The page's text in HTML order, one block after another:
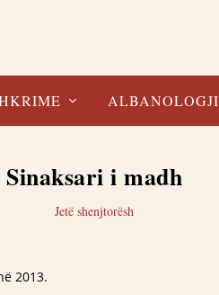
ALBANOLOGJI
Sinaksari i madh
Jetë shenjtorësh
2013.